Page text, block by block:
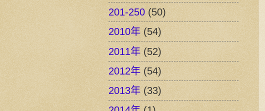
201-250 (50)
2010年 (54)
2011年 (52)
2012年 (54)
2013年 (33)